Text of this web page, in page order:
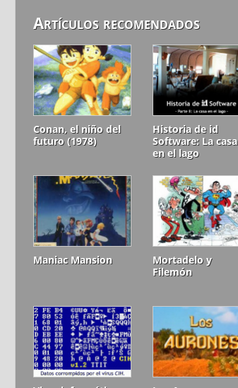
Artículos recomendados
Conan, el niño del
futuro (1978)
Historia de id
Software: La casa
en el lago
Maniac Mansion
Mortadelo y
Filemón